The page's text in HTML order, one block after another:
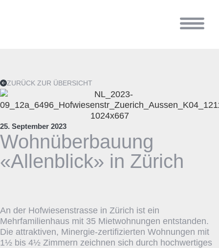
ZURÜCK ZUR ÜBERSICHT
25. September 2023
Wohnüberbauung
«Allenblick» in Zürich
An der Hofwiesenstrasse in Zürich ist ein
Mehrfamilienhaus mit 35 Mietwohnungen entstanden.
Die attraktiven, Minergie-zertifizierten Wohnungen mit
1½ bis 4½ Zimmern zeichnen sich durch hochwertiges